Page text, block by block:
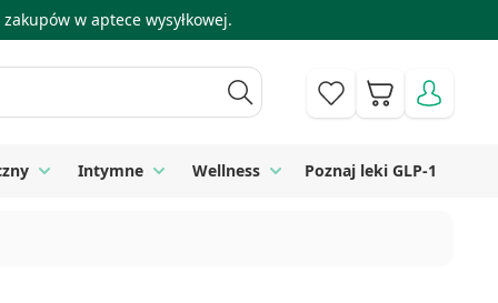
w aptece wysyłkowej.
Koszyk
Toggle submenu for Sprzęt medyczny
Intymne Toggle submenu for Intymne
Wellness Toggle submenu for Wellness
Poznaj leki GLP-1